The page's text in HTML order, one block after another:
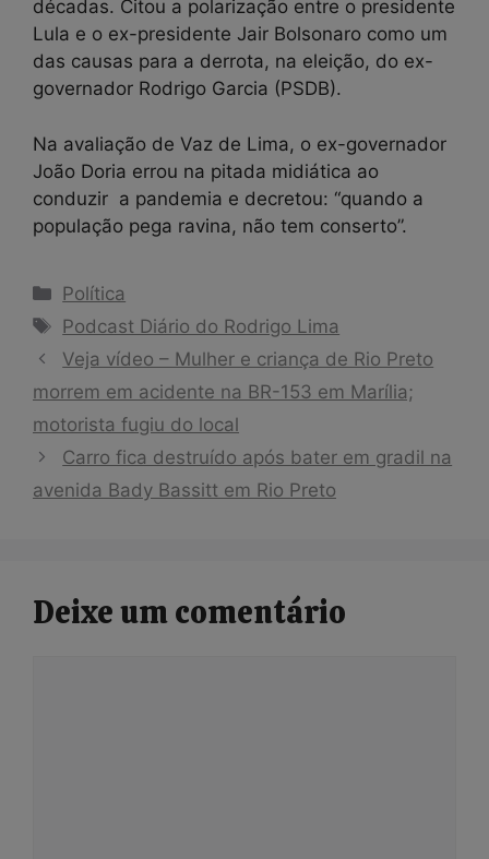
décadas. Citou a polarização entre o presidente
Lula e o ex-presidente Jair Bolsonaro como um
das causas para a derrota, na eleição, do ex-
governador Rodrigo Garcia (PSDB).
Na avaliação de Vaz de Lima, o ex-governador
João Doria errou na pitada midiática ao
conduzir a pandemia e decretou: “quando a
população pega ravina, não tem conserto”.
Categorias
Política
Tags
Podcast Diário do Rodrigo Lima
Veja vídeo – Mulher e criança de Rio Preto
morrem em acidente na BR-153 em Marília;
motorista fugiu do local
Carro fica destruído após bater em gradil na
avenida Bady Bassitt em Rio Preto
Deixe um comentário